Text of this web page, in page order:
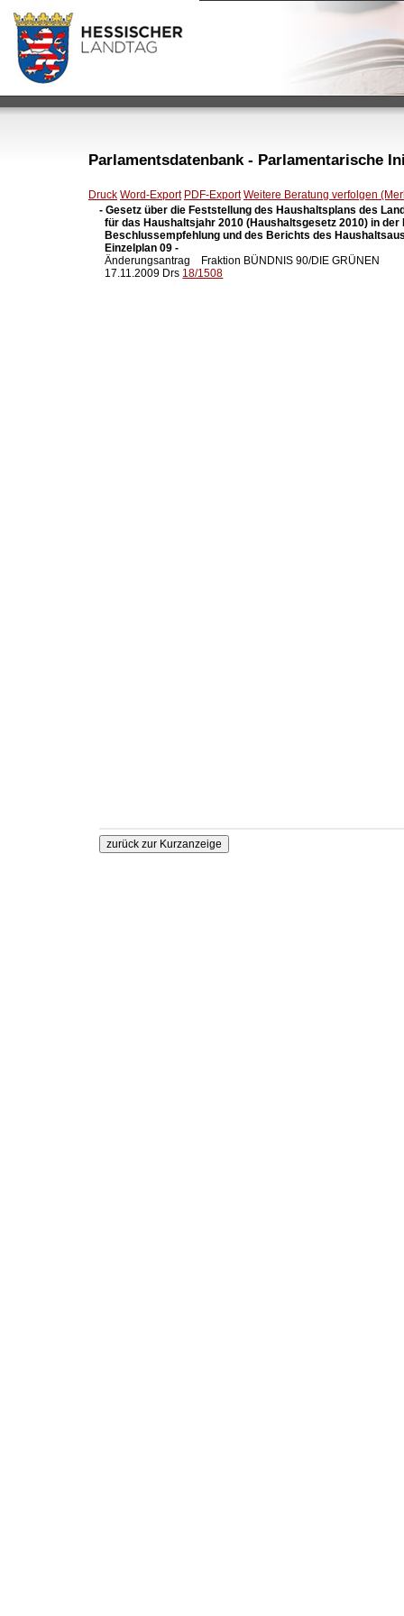
Parlamentsdatenbank - Parlamentarische
Druck Word-Export PDF-Export Weitere Beratung verfolgen
- Gesetz über die Feststellung des Haushaltsplans des
für das Haushaltsjahr 2010 (Haushaltsgesetz 2010) in
Beschlussempfehlung und des Berichts des
  Einzelplan 09 -
Änderungsantrag    Fraktion BÜNDNIS 90/DIE GRÜNEN
  17.11.2009 Drs
18/1508